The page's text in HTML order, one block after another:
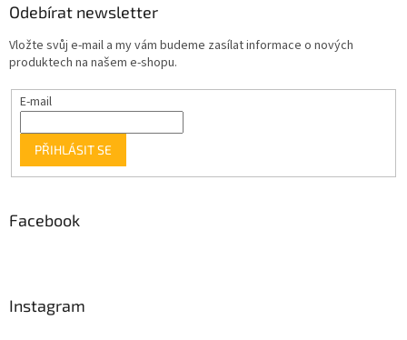
Odebírat newsletter
Vložte svůj e-mail a my vám budeme zasílat informace o nových
produktech na našem e-shopu.
E-mail
PŘIHLÁSIT SE
Facebook
Instagram